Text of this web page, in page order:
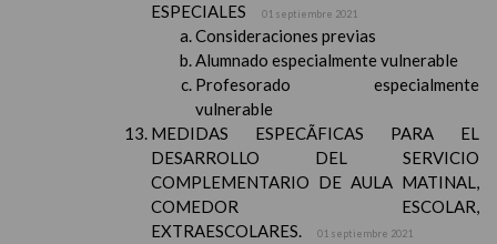
ESPECIALES
01 septiembre 2021
Consideraciones previas
Alumnado especialmente vulnerable
Profesorado especialmente
vulnerable
MEDIDAS ESPECÃFICAS PARA EL
DESARROLLO DEL SERVICIO
COMPLEMENTARIO DE AULA MATINAL,
COMEDOR ESCOLAR,
EXTRAESCOLARES.
01 septiembre 2021